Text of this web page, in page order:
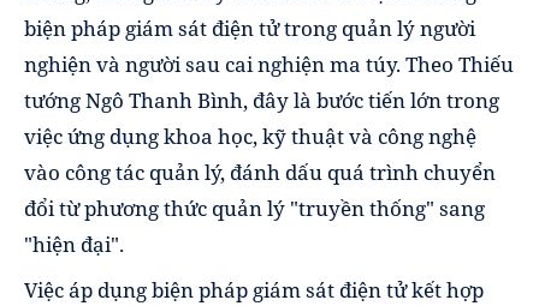
biện pháp giám sát điện tử trong quản lý người
nghiện và người sau cai nghiện ma túy. Theo Thiếu
tướng Ngô Thanh Bình, đây là bước tiến lớn trong
việc ứng dụng khoa học, kỹ thuật và công nghệ
vào công tác quản lý, đánh dấu quá trình chuyển
đổi từ phương thức quản lý "truyền thống" sang
"hiện đại".
Việc áp dụng biện pháp giám sát điện tử kết hợp